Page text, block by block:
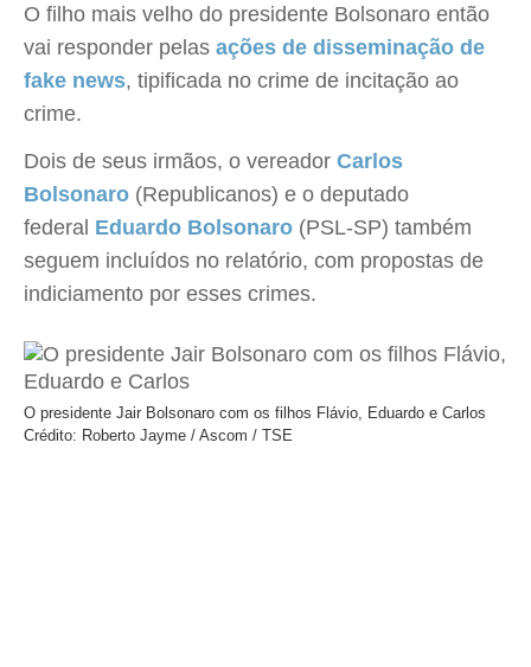
O filho mais velho do presidente Bolsonaro então
vai responder pelas ações de disseminação de
fake news, tipificada no crime de incitação ao
crime.
Dois de seus irmãos, o vereador Carlos
Bolsonaro (Republicanos) e o deputado
federal Eduardo Bolsonaro (PSL-SP) também
seguem incluídos no relatório, com propostas de
indiciamento por esses crimes.
O presidente Jair Bolsonaro com os filhos Flávio, Eduardo e Carlos
Crédito: Roberto Jayme / Ascom / TSE